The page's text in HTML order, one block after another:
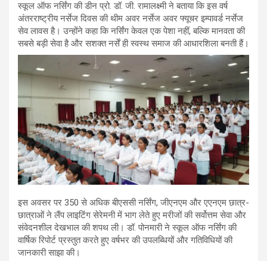
स्कूल ऑफ नर्सिंग की डीन प्रो. डॉ. जी. रामालक्ष्मी ने बताया कि इस वर्ष
अंतरराष्ट्रीय नर्सेज दिवस की थीम अवर नर्सेज अवर फ्यूचर इम्पावर्ड नर्सेज
सेव लावस है। उन्होंने कहा कि नर्सिंग केवल एक पेशा नहीं, बल्कि मानवता की
सबसे बड़ी सेवा है और सशक्त नर्सें ही स्वस्थ समाज की आधारशिला बनती हैं।
इस अवसर पर 350 से अधिक बीएससी नर्सिंग, जीएनएम और एएनएम छात्र-
छात्राओं ने लैंप लाइटिंग सेरेमनी में भाग लेते हुए मरीजों की सर्वोत्तम सेवा और
संवेदनशील देखभाल की शपथ ली। डॉ. पोनमारी ने स्कूल ऑफ नर्सिंग की
वार्षिक रिपोर्ट प्रस्तुत करते हुए वर्षभर की उपलब्धियों और गतिविधियों की
जानकारी साझा की।